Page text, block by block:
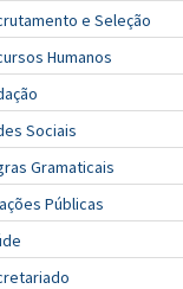
e Seleção
Humanos
Sociais
Gramaticais
Públicas